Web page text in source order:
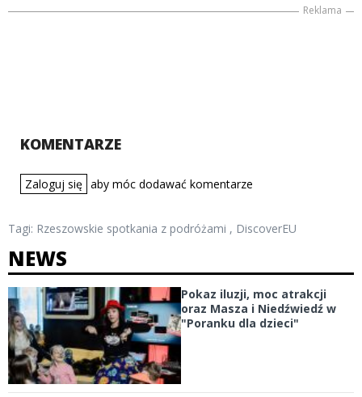
Reklama
KOMENTARZE
Zaloguj się aby móc dodawać komentarze
Tagi: Rzeszowskie spotkania z podróżami , DiscoverEU
NEWS
Pokaz iluzji, moc atrakcji
oraz Masza i Niedźwiedź w
"Poranku dla dzieci"